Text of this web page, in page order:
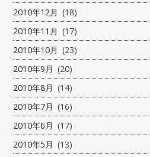
2010年12月 (18)
2010年11月 (17)
2010年10月 (23)
2010年9月 (20)
2010年8月 (14)
2010年7月 (16)
2010年6月 (17)
2010年5月 (13)